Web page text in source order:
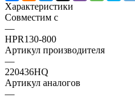
Характеристики
Совместим с
—
HPR130-800
Артикул производителя
—
220436HQ
Артикул аналогов
—